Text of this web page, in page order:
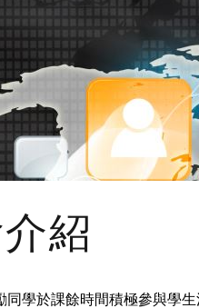
紹
同學於課餘時間積極參與學